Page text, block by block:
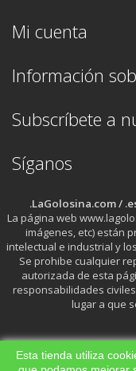
Mi cuenta
Información
Subscríbete a
Síganos
.LaGolosina.com /
La página web
imágenes, etc) están
intelectual e industrial y
Se prohibe cualquier
autorizada de esta
responsabilidades
lugar a que
Esta tienda utiliza